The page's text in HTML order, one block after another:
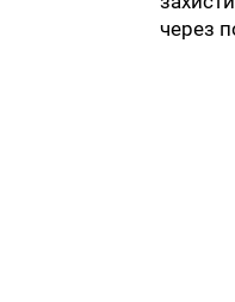
через